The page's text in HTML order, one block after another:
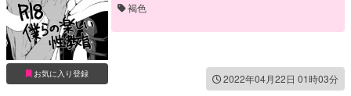
お気に入り登録
褐色
2022年04月22日 01時03分